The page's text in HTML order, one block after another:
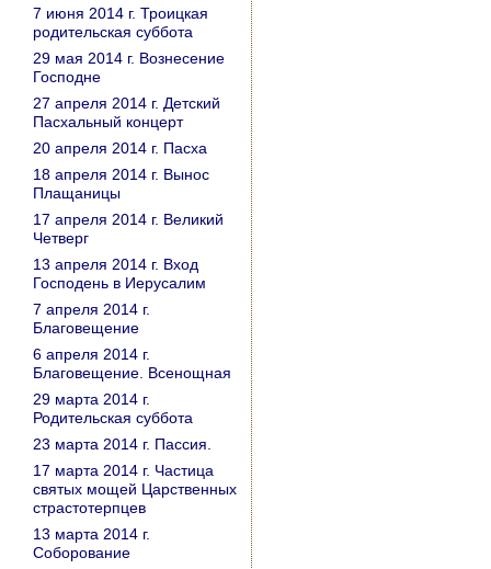
7 июня 2014 г. Троицкая
родительская суббота
29 мая 2014 г. Вознесение
Господне
27 апреля 2014 г. Детский
Пасхальный концерт
20 апреля 2014 г. Пасха
18 апреля 2014 г. Вынос
Плащаницы
17 апреля 2014 г. Великий
Четверг
13 апреля 2014 г. Вход
Господень в Иерусалим
7 апреля 2014 г.
Благовещение
6 апреля 2014 г.
Благовещение. Всенощная
29 марта 2014 г.
Родительская суббота
23 марта 2014 г. Пассия.
17 марта 2014 г. Частица
святых мощей Царственных
страстотерпцев
13 марта 2014 г.
Соборование